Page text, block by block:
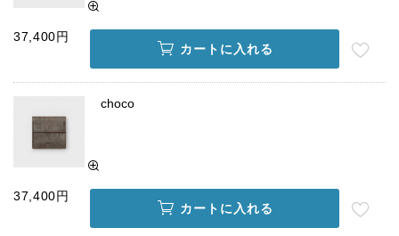
37,400円
カートに入れる
choco
37,400円
カートに入れる